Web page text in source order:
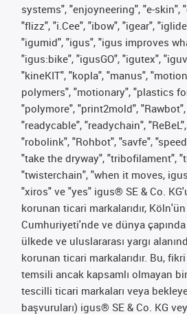
systems", "enjoyneering", "e-skin",
"flizz", "i.Cee", "ibow", "igear",
"igumid", "igus", "igus improves
"igus:bike", "igusGO", "igutex",
"kineKIT", "kopla", "manus",
polymers", "motionary", "plastics
"polymore", "print2mold", "Rawbot",
"readycable", "readychain",
"robolink", "Rohbot", "savfe",
"take the dryway", "tribofilament",
"twisterchain", "when it moves,
"xiros" ve "yes" igus® SE & Co.
korunan ticari markalarıdır,
Cumhuriyeti'nde ve dünya
ülkede ve uluslararası yargı
korunan ticari markalarıdır. Bu,
temsili ancak kapsamlı olmayan
tescilli ticari markaları veya
başvuruları) igus® SE & Co. KG